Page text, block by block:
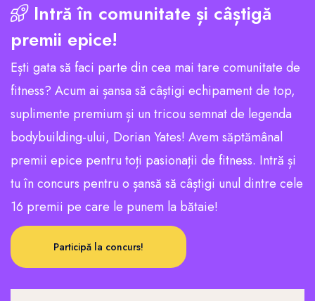
Intră în comunitate și câștigă
premii epice!
Ești gata să faci parte din cea mai tare comunitate de
fitness? Acum ai șansa să câștigi echipament de top,
suplimente premium și un tricou semnat de legenda
bodybuilding-ului, Dorian Yates! Avem săptămânal
premii epice pentru toți pasionații de fitness. Intră și
tu în concurs pentru o șansă să câștigi unul dintre cele
16 premii pe care le punem la bătaie!
Participă la concurs!